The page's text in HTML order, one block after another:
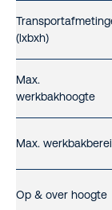
(lxbxh)
Max.
werkbakhoogte
Max.
Op & over hoogte